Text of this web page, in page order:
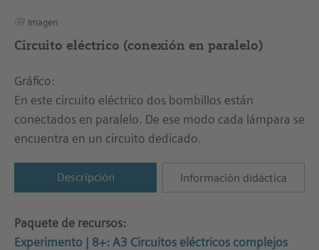
Imagen
Circuito eléctrico (conexión en paralelo)
Gráfico:
En este circuito eléctrico dos bombillos están
conectados en paralelo. De ese modo cada lámpara se
encuentra en un circuito dedicado.
Descripción Información didáctica
Paquete de recursos:
Experimento | 8+: A3 Circuitos eléctricos complejos